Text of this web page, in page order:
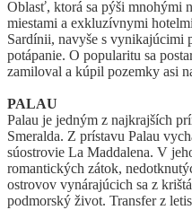
Oblasť, ktorá sa pýši mnohými
miestami a exkluzívnymi
Sardínii, navyše s vynikajúcimi
potápanie. O popularitu sa
zamiloval a kúpil pozemky asi
PALAU
Palau je jedným z najkrajších
Smeralda. Z prístavu Palau
súostrovie La Maddalena. V
romantických zátok,
ostrovov vynárajúcich sa z
podmorský život. Transfer z